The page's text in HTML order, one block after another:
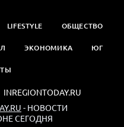
LIFESTYLE ОБЩЕСТВО
ЭКОНОМИКА ЮГ
- НОВОСТИ
СЕГОДНЯ